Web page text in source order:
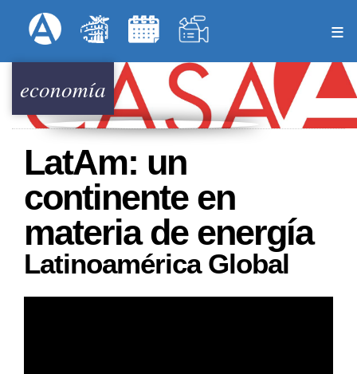
al
principal
Menú Superior
economía
LatAm: un
continente en
materia de energía
Latinoamérica Global